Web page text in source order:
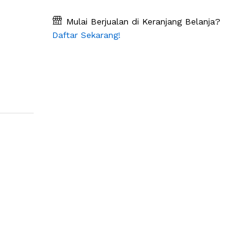
Mulai Berjualan di Keranjang Belanja?
Daftar Sekarang!